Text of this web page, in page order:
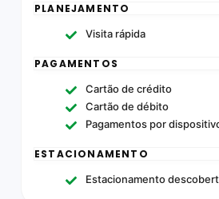
PLANEJAMENTO
Visita rápida
PAGAMENTOS
Cartão de crédito
Cartão de débito
Pagamentos por
ESTACIONAMENTO
Estacionamento